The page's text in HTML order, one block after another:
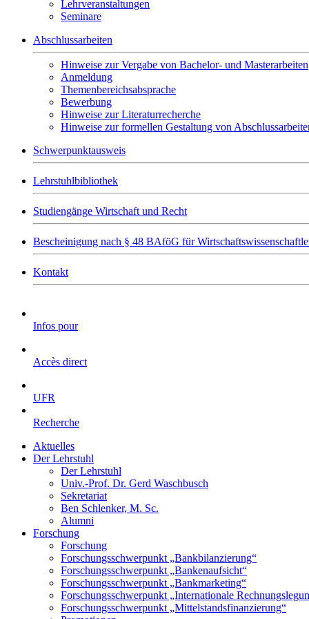
Lehrveranstaltungen
Seminare
Abschlussarbeiten
Hinweise zur Vergabe von Bachelor- und Masterarbeiten
Anmeldung
Themenbereichsabsprache
Bewerbung
Hinweise zur Literaturrecherche
Hinweise zur formellen Gestaltung von
Schwerpunktausweis
Lehrstuhlbibliothek
Studiengänge Wirtschaft und Recht
Bescheinigung nach § 48 BAföG für
Kontakt
Infos pour
Accès direct
UFR
Recherche
Aktuelles
Der Lehrstuhl
Der Lehrstuhl
Univ.-Prof. Dr. Gerd Waschbusch
Sekretariat
Ben Schlenker, M. Sc.
Alumni
Forschung
Forschung
Forschungsschwerpunkt „Bankbilanzierung“
Forschungsschwerpunkt „Bankenaufsicht“
Forschungsschwerpunkt „Bankmarketing“
Forschungsschwerpunkt „Internationale
Forschungsschwerpunkt „Mittelstandsfinanzierung“